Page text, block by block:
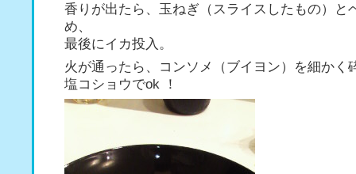
香りが出たら、玉ねぎ（スライスしたもの）と
め、
最後にイカ投入。
火が通ったら、コンソメ（ブイヨン）を細かく
塩コショウでok ！